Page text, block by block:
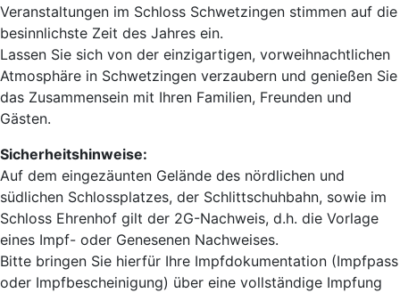
Veranstaltungen im Schloss Schwetzingen stimmen auf die
besinnlichste Zeit des Jahres ein.
Lassen Sie sich von der einzigartigen, vorweihnachtlichen
Atmosphäre in Schwetzingen verzaubern und genießen Sie
das Zusammensein mit Ihren Familien, Freunden und
Gästen.
Sicherheitshinweise:
Auf dem eingezäunten Gelände des nördlichen und
südlichen Schlossplatzes, der Schlittschuhbahn, sowie im
Schloss Ehrenhof gilt der 2G-Nachweis, d.h. die Vorlage
eines Impf- oder Genesenen Nachweises.
Bitte bringen Sie hierfür Ihre Impfdokumentation (Impfpass
oder Impfbescheinigung) über eine vollständige Impfung